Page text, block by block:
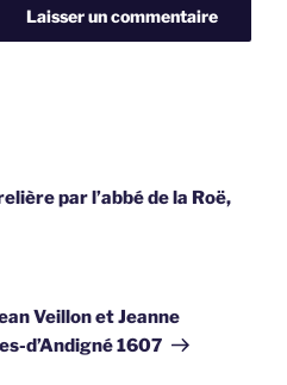
par l’abbé de la Roë,
Veillon et Jeanne
d’Andigné 1607